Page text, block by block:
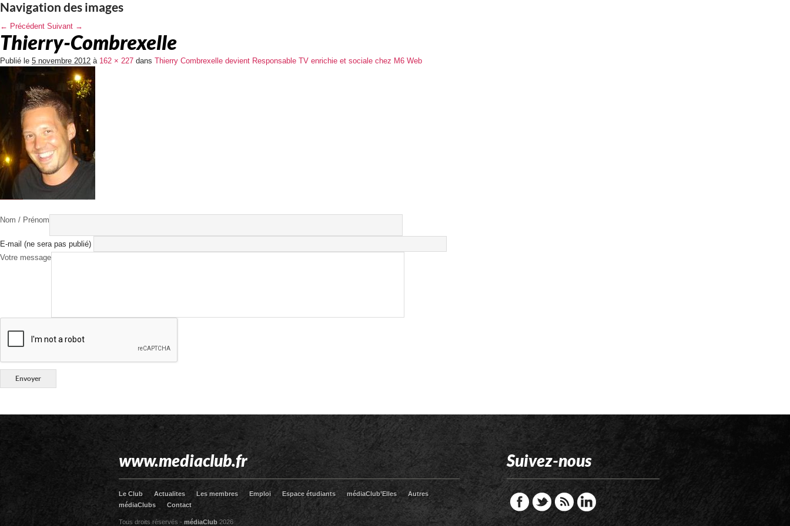
Navigation des images
← Précédent Suivant →
Thierry-Combrexelle
Publié le 5 novembre 2012 à 162 × 227 dans Thierry Combrexelle devient Responsable TV enrichie et sociale chez M6 Web
Nom / Prénom
E-mail (ne sera pas publié)
Votre message
www.mediaclub.fr
Le Club Actualites Les membres Emploi Espace étudiants médiaClub’Elles
Autres
médiaClubs
Contact
Tous droits réservés - médiaClub 2026
Suivez-nous
FacebookTwitter RSS LinkedIn